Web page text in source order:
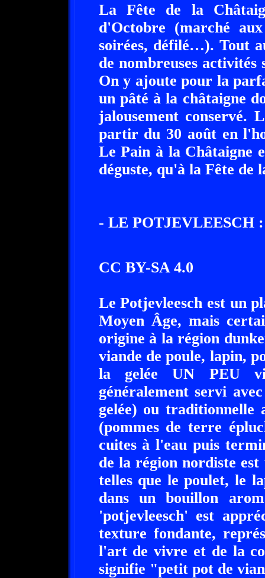
La Fête de la
d'Octobre (marché
soirées, défilé…). Tout
de nombreuses
On y ajoute pour la
un pâté à la châtaigne
jalousement conservé.
partir du 30 août en
Le Pain à la Châtaigne
déguste, qu'à la Fête de
- LE POTJEVLEESCH :
CC BY-SA 4.0
Le Potjevleesch est un
Moyen Âge, mais
origine à la région
viande de poule, lapin,
la gelée UN PEU
généralement servi
gelée) ou traditionnelle
(pommes de terre
cuites à l'eau puis
de la région nordiste est
telles que le poulet, le
dans un bouillon
'potjevleesch' est
texture fondante,
l'art de vivre et de la
signifie "petit pot de